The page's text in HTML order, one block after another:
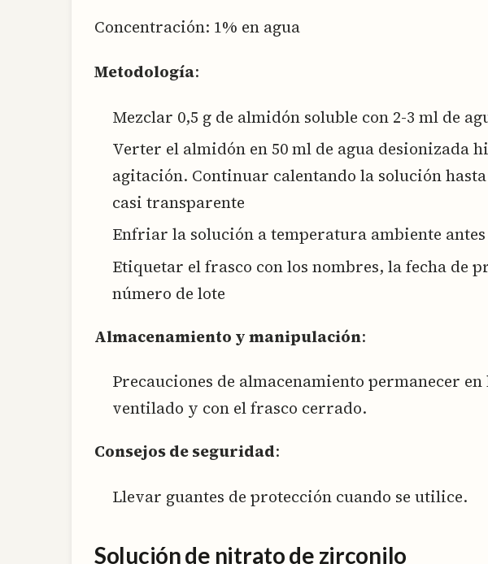
Concentración: 1% en agua
Metodología:
Mezclar 0,5 g de almidón soluble con 2-3 ml de
Verter el almidón en 50 ml de agua desionizada
agitación. Continuar calentando la solución
casi transparente
Enfriar la solución a temperatura ambiente
Etiquetar el frasco con los nombres, la fecha de
número de lote
Almacenamiento y manipulación:
Precauciones de almacenamiento permanecer
ventilado y con el frasco cerrado.
Consejos de seguridad:
Llevar guantes de protección cuando se utilice.
Solución de nitrato de zirconilo